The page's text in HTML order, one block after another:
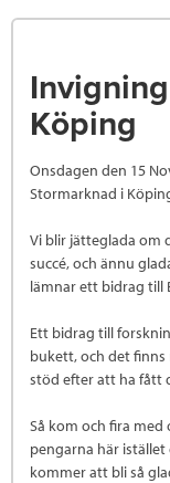
Köping
Onsdagen den 15
Stormarknad i
Vi blir jätteglada om
succé, och ännu
lämnar ett bidrag till
Ett bidrag till
bukett, och det
stöd efter att ha fått
Så kom och fira
pengarna här istället
kommer att bli så